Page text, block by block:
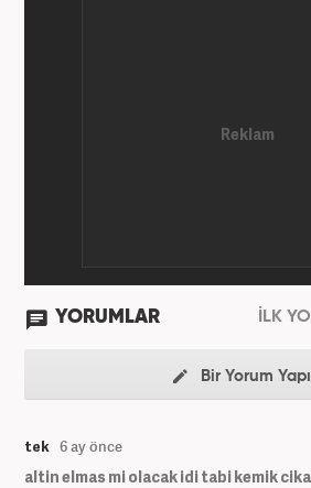
YORUMLAR İLK
Bir Yorum
tek 6 ay önce
altin elmas mi olacak idi tabi kemik